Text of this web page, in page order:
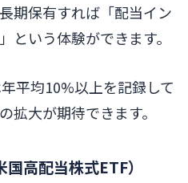
期保有すれば「配当イン
という体験ができます。
平均10%以上を記録して
拡大が期待できます。
高配当株式ETF）